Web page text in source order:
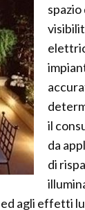
il
da
di
agli effetti